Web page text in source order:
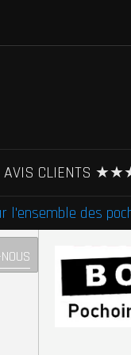
AVIS CLIENTS
l'ensemble des